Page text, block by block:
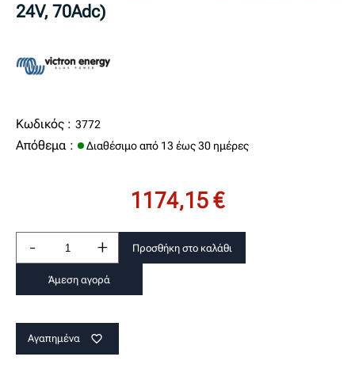
24V, 70Adc)
Κωδικός : 3772
Απόθεμα : Διαθέσιμο από 13 έως 30 ημέρες
1174,15 €
- + Προσθήκη στο καλάθι
Άμεση αγορά
Αγαπημένα favorite_border